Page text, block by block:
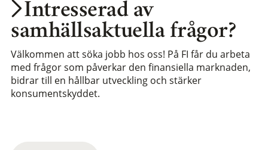
Intresserad av
samhällsaktuella frågor?
Välkommen att söka jobb hos oss! På FI får du arbeta
med frågor som påverkar den finansiella marknaden,
bidrar till en hållbar utveckling och stärker
konsumentskyddet.